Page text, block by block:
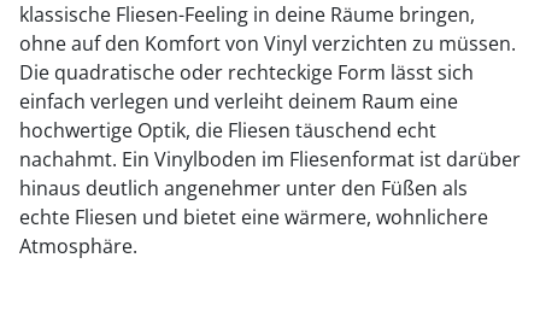
klassische Fliesen-Feeling in deine Räume bringen,
ohne auf den Komfort von Vinyl verzichten zu müssen.
Die quadratische oder rechteckige Form lässt sich
einfach verlegen und verleiht deinem Raum eine
hochwertige Optik, die Fliesen täuschend echt
nachahmt. Ein Vinylboden im Fliesenformat ist darüber
hinaus deutlich angenehmer unter den Füßen als
echte Fliesen und bietet eine wärmere, wohnlichere
Atmosphäre.